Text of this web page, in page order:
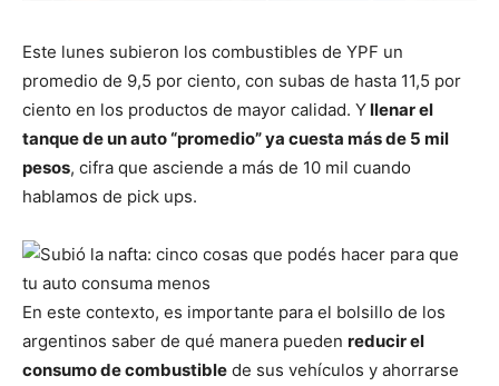
Este lunes subieron los combustibles de YPF un
promedio de 9,5 por ciento, con subas de hasta 11,5 por
ciento en los productos de mayor calidad. Yllenar el
tanque de un auto “promedio”ya cuesta más de 5 mil
pesos, cifra que asciende a más de 10 mil cuando
hablamos de pick ups.
En este contexto, es importante para el bolsillo de los
argentinos saber de qué manera pueden reducir el
consumo de combustible de sus vehículos y ahorrarse